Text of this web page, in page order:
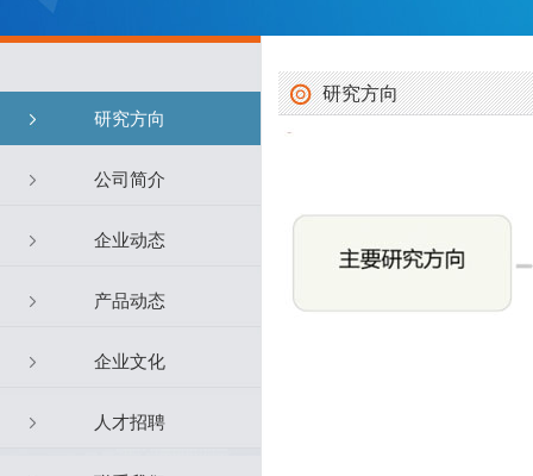
研究方向
公司简介
企业动态
产品动态
企业文化
人才招聘
研究方向